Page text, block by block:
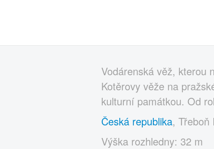
Vodárenská věž, kterou
Kotěrovy věže na
kulturní památkou. Od
Česká republika, Třeboň
Výška rozhledny: 32 m